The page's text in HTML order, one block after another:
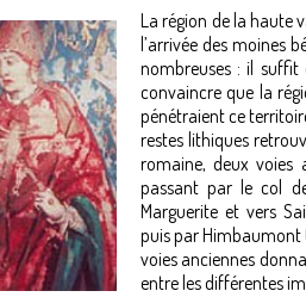
La région de la haute
l’arrivée des moines
nombreuses : il suffit
convaincre que la
pénétraient ce
restes lithiques
romaine, deux voies
passant par le col
Marguerite et vers
puis par Himbaumont
voies anciennes
entre les différentes